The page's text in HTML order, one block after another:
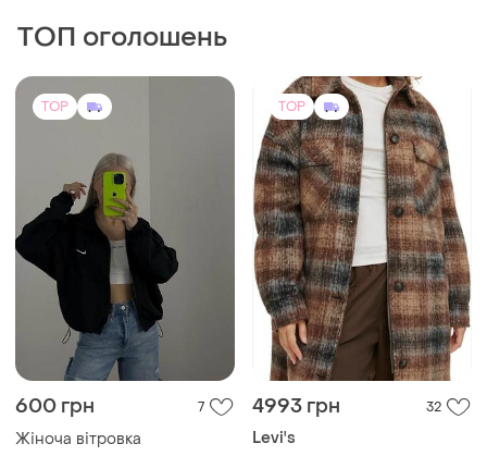
ТОП оголошень
TOP
600 грн 7
Жіноча вітровка
TOP
4993 грн 32
Levi's